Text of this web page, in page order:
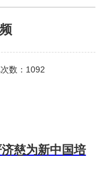
数： 1092
济慈为新中国培